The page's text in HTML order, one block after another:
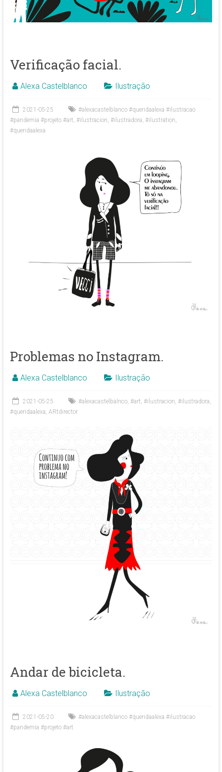
Verificação facial.
Alexa Castelblanco Ilustração
2021-05-25
#alexacastelblanco #queridaalexa #ilustracao
#pandemia #projeto #art #ilustracion #ilustradora #ilustration
#queridaalexa
Problemas no Instagram.
Alexa Castelblanco Ilustração
2021-05-25 #alexacastelbalnco, #art, #ilustracion, #ilustradora,
#queridaalexa, ARtdirector
Andar de bicicleta.
Alexa Castelblanco Ilustração
2021-05-20
#alexacastelblanco #queridaalexa #ilustracao
#pandemia #projeto #art